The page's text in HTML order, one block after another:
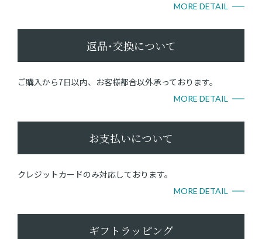
MORE DETAIL
返品･交換について
ご購入から7日以内、お客様都合以外承っております。
MORE DETAIL
お支払いについて
クレジットカードのみ対応しております。
MORE DETAIL
ギフトラッピング